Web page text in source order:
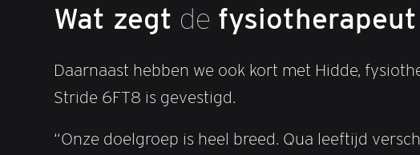
Wat zegt de
Daarnaast hebben we ook kort met Hidde,
Stride 6FT8 is gevestigd.
“Onze doelgroep is heel breed. Qua leeftijd